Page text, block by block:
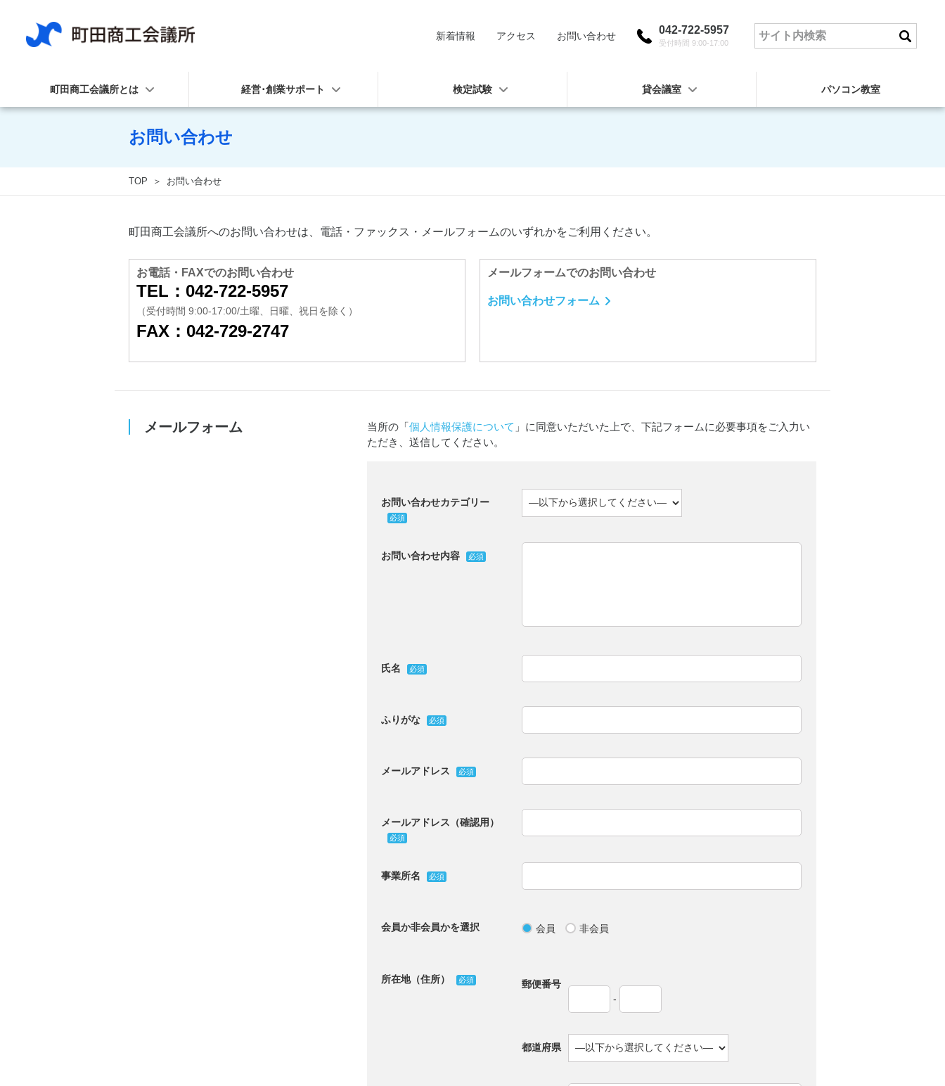
新着情報 アクセス お問い合わせ 042-722-5957
受付時間 9:00-17:00
町田商工会議所とは 経営･創業サポート 検定試験 貸会議室 パソコン教室
お問い合わせ
TOP お問い合わせ
町田商工会議所へのお問い合わせは、電話・ファックス・メールフォームのいずれかをご利用ください。
お電話・FAXでのお問い合わせ
TEL：042-722-5957
（受付時間 9:00-17:00/土曜、日曜、祝日を除く）
FAX：042-729-2747
メールフォームでのお問い合わせ
お問い合わせフォーム
メールフォーム 当所の「個人情報保護について 」に同意いただいた上で、下記フォームに必要事項をご入力い
ただき、送信してください。
お問い合わせカテゴリー
必須
お問い合わせ内容 必須
氏名 必須
ふりがな 必須
メールアドレス 必須
メールアドレス（確認用）
必須
事業所名 必須
会員か非会員かを選択 会員 非会員
所在地（住所） 必須
郵便番号
-
都道府県